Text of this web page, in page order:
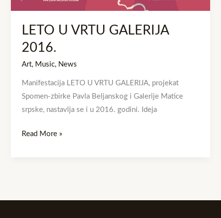
LETO U VRTU GALERIJA
2016.
Art, Music, News
Manifestacija LETO U VRTU GALERIJA, projekat
Spomen-zbirke Pavla Beljanskog i Galerije Matice
srpske, nastavlja se i u 2016. godini. Ideja
Read More »